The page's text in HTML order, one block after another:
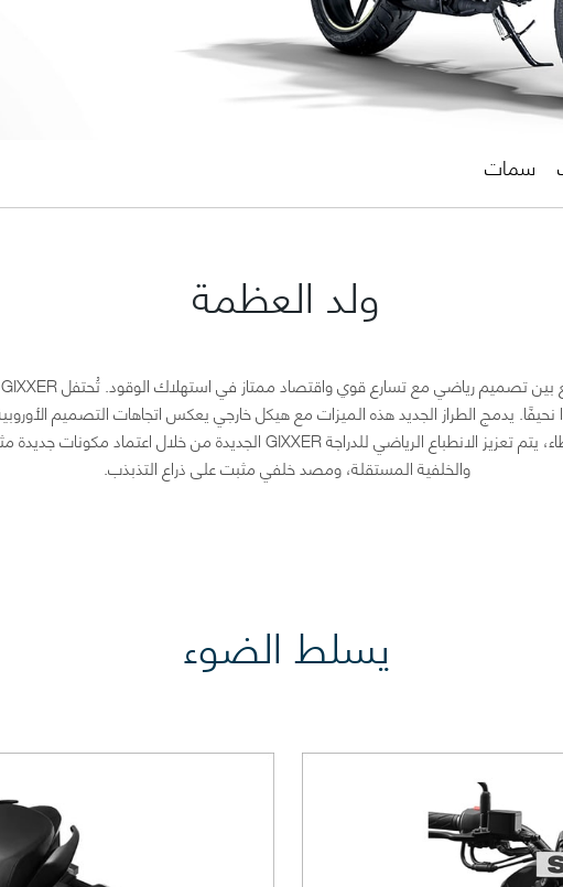
سمات
ولد العظمة
يدمج الطراز الجديد هذه الميزات مع هيكل خارجي يعكس اتجاهات التصميم
والخلفية المستقلة، ومصد خلفي مثبت على ذراع التذبذب.
يسلط الضوء